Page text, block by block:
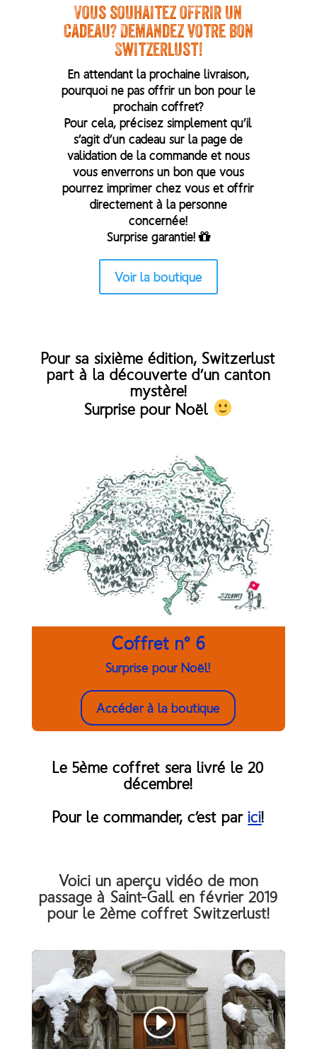
Vous souhaitez offrir un
cadeau? Demandez votre bon
Switzerlust!
En attendant la prochaine livraison,
pourquoi ne pas offrir un bon pour le
prochain coffret?
Pour cela, précisez simplement qu’il
s’agit d’un cadeau sur la page de
validation de la commande et nous
vous enverrons un bon que vous
pourrez imprimer chez vous et offrir
directement à la personne
concernée!
Surprise garantie!
Voir la boutique
Pour sa sixième édition, Switzerlust
part à la découverte d’un canton
mystère!
Surprise pour Noël
Coffret n° 6
Surprise pour Noël!
Accéder à la boutique
Le 5ème coffret sera livré le 20
décembre!
Pour le commander, c’est par ici!
Voici un aperçu vidéo de mon
passage à Saint-Gall en février 2019
pour le 2ème coffret Switzerlust!